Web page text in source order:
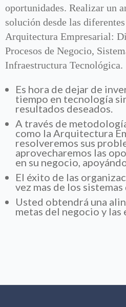
oportunidades. Realizar un
solución desde las
Arquitectura Empresarial:
Procesos de Negocio,
Infraestructura Tecnológica.
Es hora de dejar de
tiempo en tecnología
resultados deseados.
A través de
como la Arquitectura
resolveremos sus
aprovecharemos las
en su negocio,
El éxito de las
vez mas de los
Usted obtendrá una
metas del negocio y las